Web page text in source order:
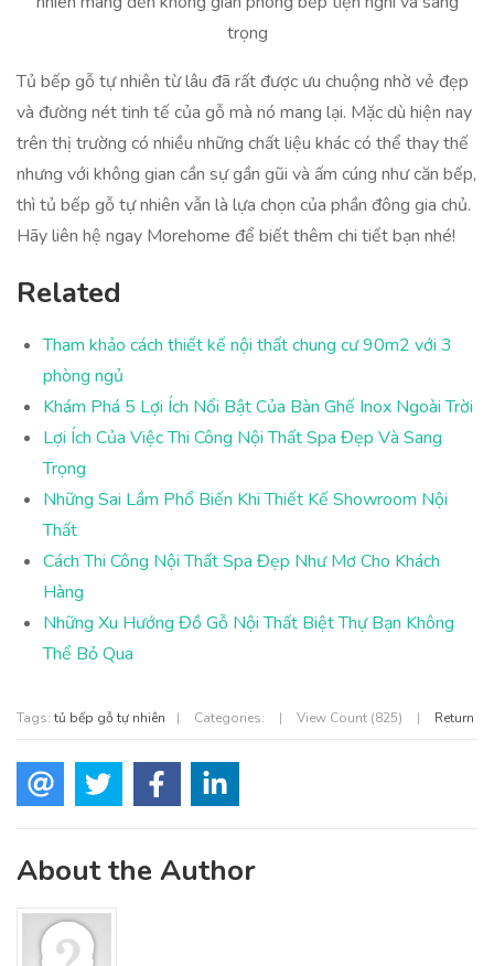
trọng
Tủ bếp gỗ tự nhiên từ lâu đã rất được ưu chuộng nhờ vẻ đẹp
và đường nét tinh tế của gỗ mà nó mang lại. Mặc dù hiện nay
trên thị trường có nhiều những chất liệu khác có thể thay thế
nhưng với không gian cần sự gần gũi và ấm cúng như căn bếp,
thì tủ bếp gỗ tự nhiên vẫn là lựa chọn của phần đông gia chủ.
Hãy liên hệ ngay Morehome để biết thêm chi tiết bạn nhé!
Related
Tham khảo cách thiết kế nội thất chung cư 90m2 với 3
phòng ngủ
Khám Phá 5 Lợi Ích Nổi Bật Của Bàn Ghế Inox Ngoài Trời
Lợi Ích Của Việc Thi Công Nội Thất Spa Đẹp Và Sang
Trọng
Những Sai Lầm Phổ Biến Khi Thiết Kế Showroom Nội
Thất
Cách Thi Công Nội Thất Spa Đẹp Như Mơ Cho Khách
Hàng
Những Xu Hướng Đồ Gỗ Nội Thất Biệt Thự Bạn Không
Thể Bỏ Qua
Tags: tủ bếp gỗ tự nhiên | Categories: | View Count (825) | Return
About the Author